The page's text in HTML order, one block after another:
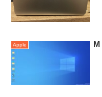
Apple